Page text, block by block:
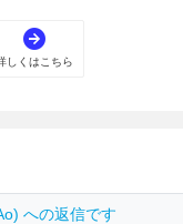
への返信です